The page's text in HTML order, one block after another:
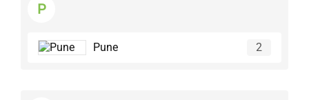
P
Pune 2